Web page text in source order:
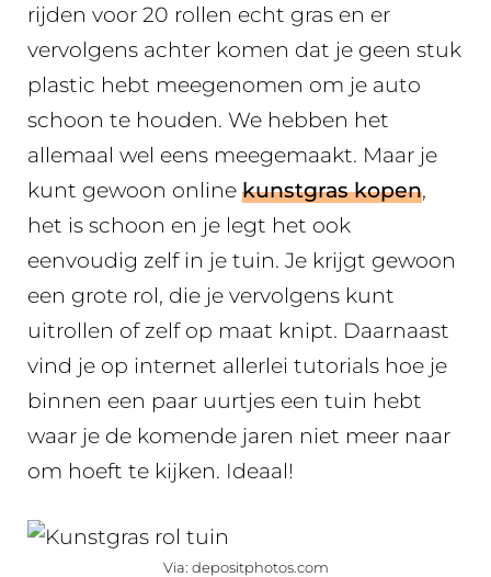
rijden voor 20 rollen echt gras en er
vervolgens achter komen dat je geen stuk
plastic hebt meegenomen om je auto
schoon te houden. We hebben het
allemaal wel eens meegemaakt. Maar je
kunt gewoon online kunstgras kopen,
het is schoon en je legt het ook
eenvoudig zelf in je tuin. Je krijgt gewoon
een grote rol, die je vervolgens kunt
uitrollen of zelf op maat knipt. Daarnaast
vind je op internet allerlei tutorials hoe je
binnen een paar uurtjes een tuin hebt
waar je de komende jaren niet meer naar
om hoeft te kijken. Ideaal!
Via: depositphotos.com